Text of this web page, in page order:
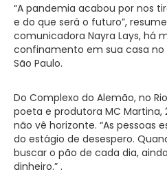
“A pandemia acabou por nos
e do que será o futuro”,
comunicadora Nayra Lays, há
confinamento em sua casa no
São Paulo.
Do Complexo do Alemão, no
poeta e produtora MC
não vê horizonte. “As pessoas
do estágio de desespero.
buscar o pão de cada dia,
dinheiro.” .